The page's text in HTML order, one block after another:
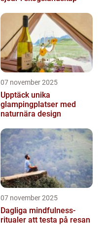
07 november 2025
Upptäck unika
glampingplatser med
naturnära design
07 november 2025
Dagliga mindfulness-
ritualer att testa på resan